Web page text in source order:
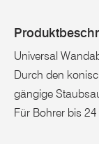
Universal
Durch den
gängige
Für Bohrer bis